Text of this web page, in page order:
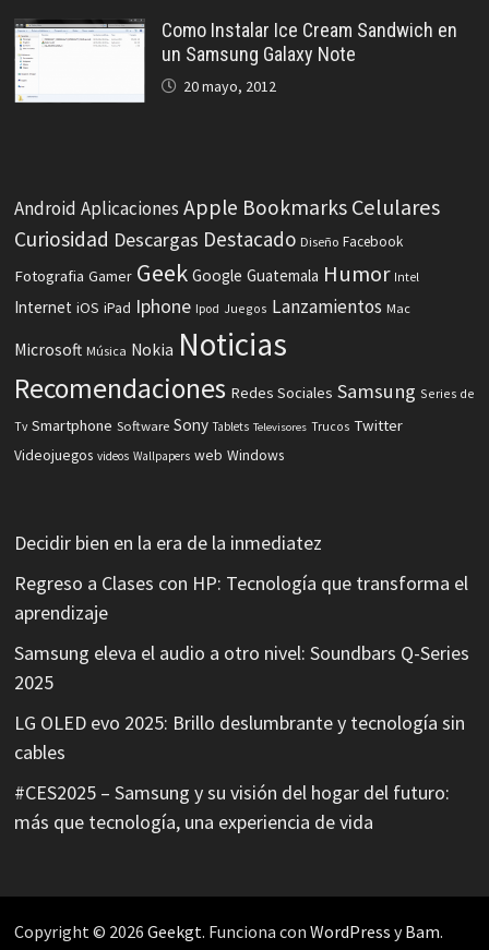
Como Instalar Ice Cream Sandwich en
un Samsung Galaxy Note
20 mayo, 2012
Android Aplicaciones Apple Bookmarks Celulares
Curiosidad Descargas Destacado Diseño Facebook
Fotografia Gamer Geek Google Guatemala Humor Intel
Internet iOS iPad Iphone Ipod Juegos Lanzamientos Mac
Microsoft Música Nokia Noticias
Recomendaciones Redes Sociales Samsung Series de
Tv Smartphone Software Sony Tablets Televisores Trucos Twitter
Videojuegos videos Wallpapers web Windows
Decidir bien en la era de la inmediatez
Regreso a Clases con HP: Tecnología que transforma el
aprendizaje
Samsung eleva el audio a otro nivel: Soundbars Q-Series
2025
LG OLED evo 2025: Brillo deslumbrante y tecnología sin
cables
#CES2025 – Samsung y su visión del hogar del futuro:
más que tecnología, una experiencia de vida
Copyright © 2026 Geekgt. Funciona con WordPress yBam.